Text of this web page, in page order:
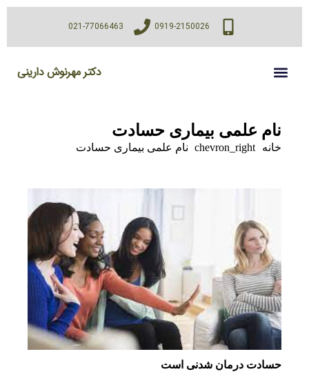
0919-2150026
021-77066463
دکتر مهرنوش دارینی
نام علمی بیماری حسادت
chevron_right نام علمی بیماری حسادت
حسادت درمان شدنی است